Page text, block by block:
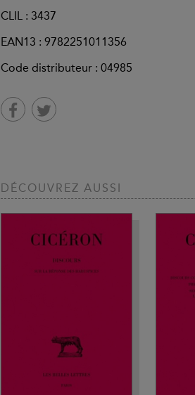
CLIL : 3437
EAN13 : 9782251011356
Code distributeur : 04985
DÉCOUVREZ AUSSI